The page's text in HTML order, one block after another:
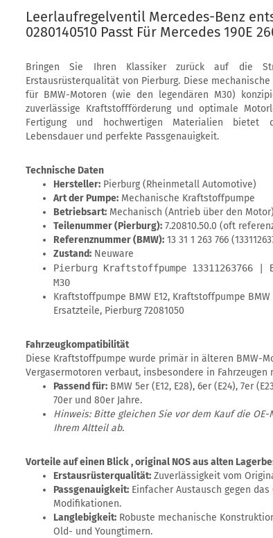
Leerlaufregelventil Mercedes-Benz
0280140510 Passt Für Mercedes 190E
Bringen Sie Ihren Klassiker zurück auf die
Erstausrüsterqualität von Pierburg. Diese
für BMW-Motoren (wie den legendären M30)
zuverlässige Kraftstoffförderung und optimale
Fertigung und hochwertigen Materialien bietet
Lebensdauer und perfekte Passgenauigkeit.
Technische Daten
Hersteller: Pierburg (Rheinmetall Automotive)
Art der Pumpe: Mechanische Kraftstoffpumpe
Betriebsart: Mechanisch (Antrieb über den Motor)
Teilenummer (Pierburg): 7.20810.50.0 (oft
Referenznummer (BMW): 13 31 1 263 766
Zustand: Neuware
Pierburg Kraftstoffpumpe 13311263766 |
M30
Kraftstoffpumpe BMW E12, Kraftstoffpumpe BMW
Ersatzteile, Pierburg 72081050
Fahrzeugkompatibilität
Diese Kraftstoffpumpe wurde primär in älteren BMW-
Vergasermotoren verbaut, insbesondere in Fahrzeugen
Passend für: BMW 5er (E12, E28), 6er (E24), 7er
70er und 80er Jahre.
Hinweis: Bitte gleichen Sie vor dem Kauf die OE-
Ihrem Altteil ab.
Vorteile auf einen Blick , original NOS aus alten
Erstausrüsterqualität: Zuverlässigkeit vom
Passgenauigkeit: Einfacher Austausch gegen
Modifikationen.
Langlebigkeit: Robuste mechanische
Old- und Youngtimern.